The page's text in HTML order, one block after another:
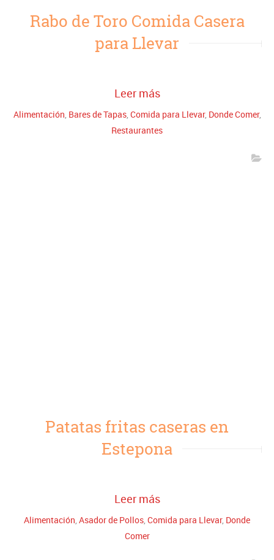
Rabo de Toro Comida Casera
para Llevar
Leer más
Alimentación Bares de Tapas, Comida para Llevar, Donde Comer,
Restaurantes
Patatas fritas caseras en
Estepona
Leer más
Alimentación, Asador de Pollos, Comida para Llevar, Donde
Comer